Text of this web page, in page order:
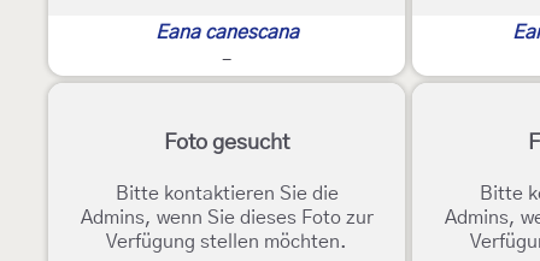
Eana canescana
-
Foto gesucht
Bitte kontaktieren Sie die
Admins, wenn Sie dieses Foto zur
Verfügung stellen möchten.
Bitte
Admins,